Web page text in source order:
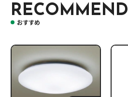
RECOMMEND
おすすめ